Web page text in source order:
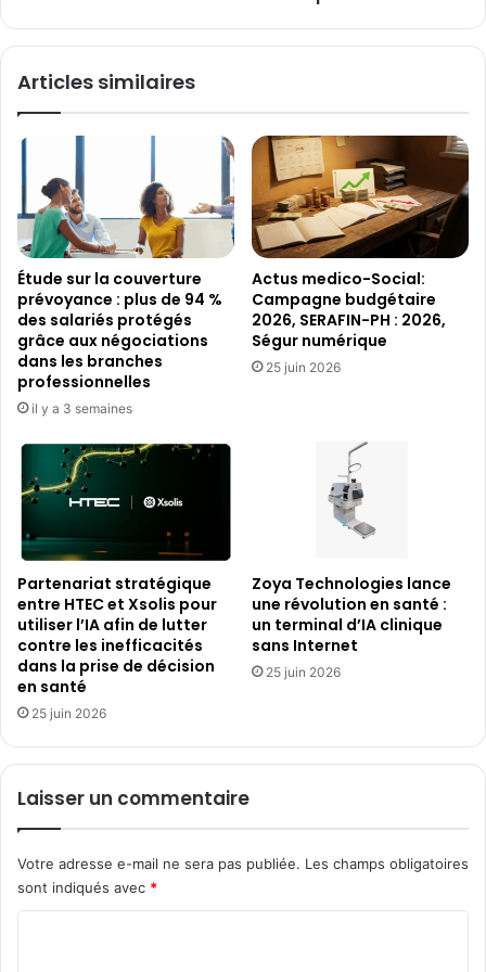
Articles similaires
Étude sur la couverture
prévoyance : plus de 94 %
des salariés protégés
grâce aux négociations
dans les branches
professionnelles
il y a 3 semaines
Actus medico-Social:
Campagne budgétaire
2026, SERAFIN-PH : 2026,
Ségur numérique
25 juin 2026
Partenariat stratégique
entre HTEC et Xsolis pour
utiliser l’IA afin de lutter
contre les inefficacités
dans la prise de décision
en santé
25 juin 2026
Zoya Technologies lance
une révolution en santé :
un terminal d’IA clinique
sans Internet
25 juin 2026
Laisser un commentaire
Votre adresse e-mail ne sera pas publiée. Les champs obligatoires
sont indiqués avec *